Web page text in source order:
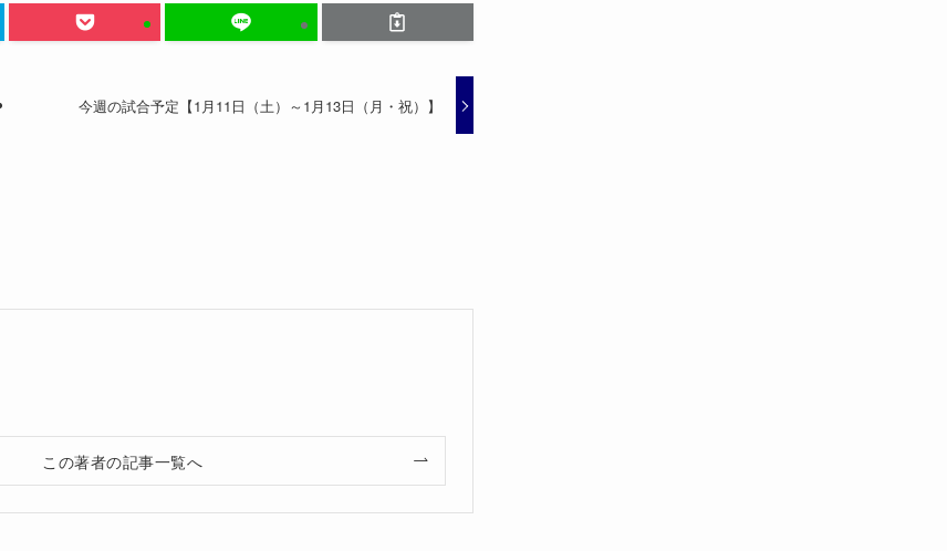
今週の試合予定【1月11日（土）～1月13日（月・祝）】
この著者の記事一覧へ